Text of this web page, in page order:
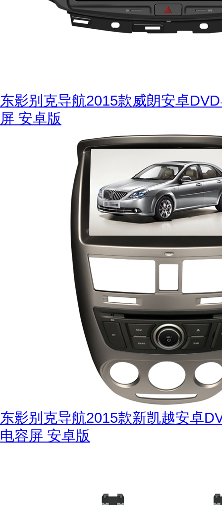
东影别克导航2015款威朗安卓
屏 安卓版
东影别克导航2015款新凯越安卓
电容屏 安卓版